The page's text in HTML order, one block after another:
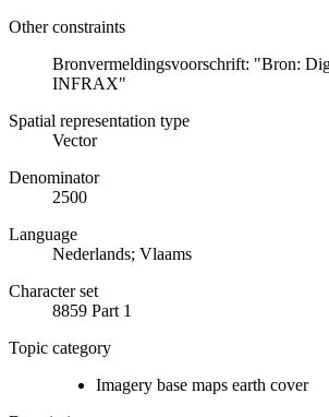
Other constraints
Bronvermeldingsvoorschrift: "Bron:
INFRAX"
Spatial representation type
Vector
Denominator
2500
Language
Nederlands; Vlaams
Character set
8859 Part 1
Topic category
Imagery base maps earth cover